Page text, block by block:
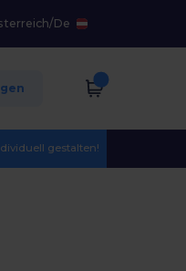
/De
gestalten!